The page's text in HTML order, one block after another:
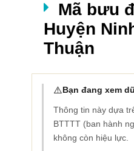
Mã bưu
Huyện
Thuận
⚠️Bạn đang xem
Thông tin này dựa
BTTTT (ban hành
không còn hiệu lực.